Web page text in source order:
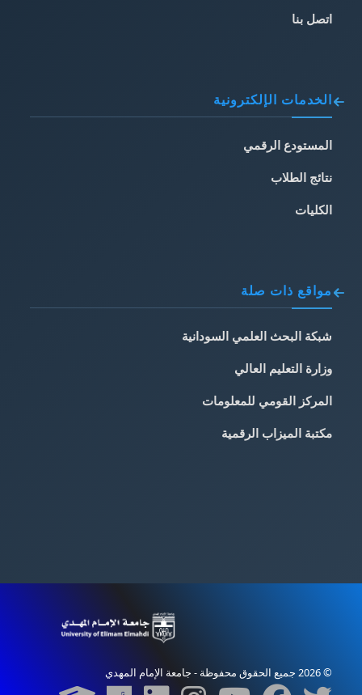
اتصل بنا
الخدمات الإلكترونية
المستودع الرقمي
نتائج الطلاب
الكليات
مواقع ذات صلة
شبكة البحث العلمي السودانية
وزارة التعليم العالي
المركز القومي للمعلومات
مكتبة الميزاب الرقمية
© 2026 جميع الحقوق محفوظة - جامعة الإمام المهدي